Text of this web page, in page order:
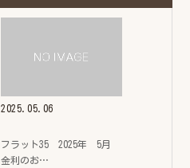
2025.05.06
フラット35 2025年 5月
金利のお…